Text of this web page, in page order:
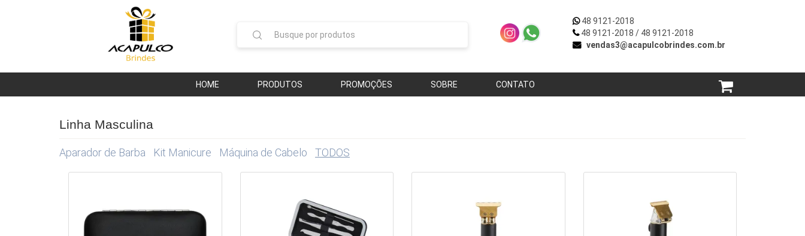
48 9121-2018
48 9121-2018 / 48 9121-2018
vendas3@acapulcobrindes.com.br
HOME PRODUTOS PROMOÇÕES SOBRE CONTATO
Linha Masculina
Aparador de Barba Kit Manicure Máquina de Cabelo TODOS